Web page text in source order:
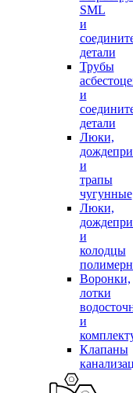
SML
и
детали
Трубы
и
детали
Люки,
и
трапы
чугунные
Люки,
и
колодцы
Воронки,
лотки
и
Клапаны